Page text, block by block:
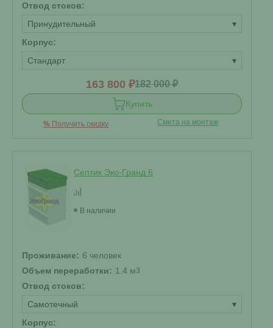
Отвод стоков:
Принудительный
▾
Корпус:
Стандарт
▾
163 800 ₽182 000 ₽
Купить
% Получить скидку Смета на монтаж
Септик Эко-Гранд 6
В наличии
Проживание: 6 человек
Объем переработки: 1.4 м3
Отвод стоков:
Самотечный
▾
Корпус: